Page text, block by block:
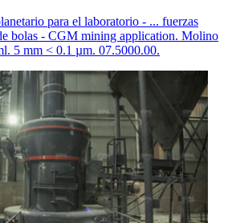
para el laboratorio - ... fuerzas
bolas - CGM mining application. Molino
5 mm < 0.1 µm. 07.5000.00.